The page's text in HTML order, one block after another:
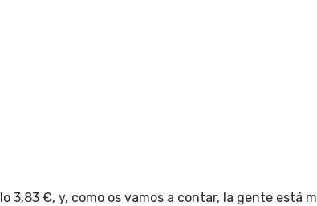
3,83 €, y, como os vamos a contar, la gente está